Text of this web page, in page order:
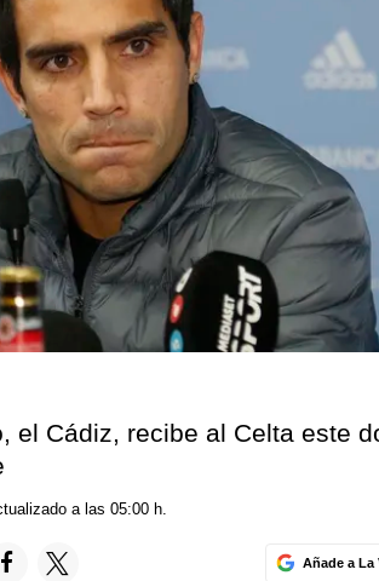
el Cádiz, recibe al Celta este
a las 05:00 h.
Añade a La